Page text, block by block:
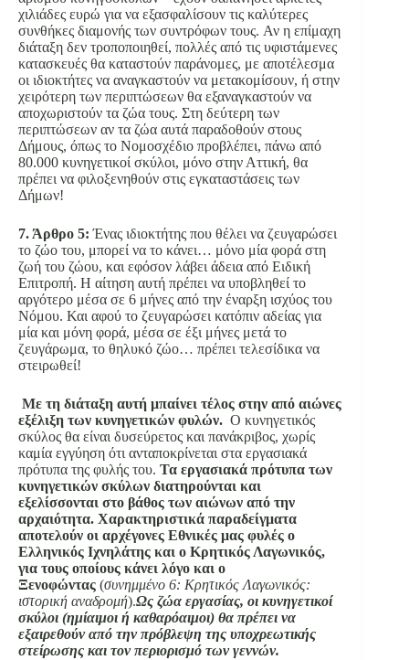
χιλιάδες ευρώ για να εξασφαλίσουν τις καλύτερες
συνθήκες διαμονής των συντρόφων τους. Αν η επίμαχη
διάταξη δεν τροποποιηθεί, πολλές από τις υφιστάμενες
κατασκευές θα καταστούν παράνομες, με αποτέλεσμα
οι ιδιοκτήτες να αναγκαστούν να μετακομίσουν, ή στην
χειρότερη των περιπτώσεων θα εξαναγκαστούν να
αποχωριστούν τα ζώα τους. Στη δεύτερη των
περιπτώσεων αν τα ζώα αυτά παραδοθούν στους
Δήμους, όπως το Νομοσχέδιο προβλέπει, πάνω από
80.000 κυνηγετικοί σκύλοι, μόνο στην Αττική, θα
πρέπει να φιλοξενηθούν στις εγκαταστάσεις των
Δήμων!
7. Άρθρο 5: Ένας ιδιοκτήτης που θέλει να ζευγαρώσει
το ζώο του, μπορεί να το κάνει… μόνο μία φορά στη
ζωή του ζώου, και εφόσον λάβει άδεια από Ειδική
Επιτροπή. Η αίτηση αυτή πρέπει να υποβληθεί το
αργότερο μέσα σε 6 μήνες από την έναρξη ισχύος του
Νόμου. Και αφού το ζευγαρώσει κατόπιν αδείας για
μία και μόνη φορά, μέσα σε έξι μήνες μετά το
ζευγάρωμα, το θηλυκό ζώο… πρέπει τελεσίδικα να
στειρωθεί!
Με τη διάταξη αυτή μπαίνει τέλος στην από αιώνες
εξέλιξη των κυνηγετικών φυλών. Ο κυνηγετικός
σκύλος θα είναι δυσεύρετος και πανάκριβος, χωρίς
καμία εγγύηση ότι ανταποκρίνεται στα εργασιακά
πρότυπα της φυλής του. Τα εργασιακά πρότυπα των
κυνηγετικών σκύλων διατηρούνται και
εξελίσσονται στο βάθος των αιώνων από την
αρχαιότητα. Χαρακτηριστικά παραδείγματα
αποτελούν οι αρχέγονες Εθνικές μας φυλές ο
Ελληνικός Ιχνηλάτης και ο Κρητικός Λαγωνικός,
για τους οποίους κάνει λόγο και ο
Ξενοφώντας (συνημμένο 6: Κρητικός Λαγωνικός:
ιστορική αναδρομή).Ως ζώα εργασίας, οι κυνηγετικοί
σκύλοι (ημίαιμοι ή καθαρόαιμοι) θα πρέπει να
εξαιρεθούν από την πρόβλεψη της υποχρεωτικής
στείρωσης και τον περιορισμό των γεννών.